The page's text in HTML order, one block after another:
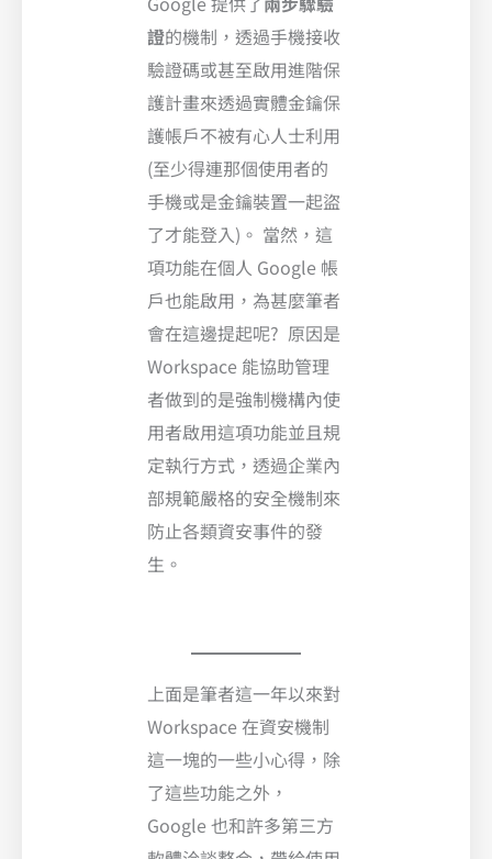
證的機制，透過手機接收
驗證碼或甚至啟用進階保
護計畫來透過實體金鑰保
護帳戶不被有心人士利用
(至少得連那個使用者的
手機或是金鑰裝置一起盜
了才能登入)。 當然，這
項功能在個人 Google 帳
戶也能啟用，為甚麼筆者
會在這邊提起呢? 原因是
Workspace 能協助管理
者做到的是強制機構內使
用者啟用這項功能並且規
定執行方式，透過企業內
部規範嚴格的安全機制來
防止各類資安事件的發
生。
上面是筆者這一年以來對
Workspace 在資安機制
這一塊的一些小心得，除
了這些功能之外，
Google 也和許多第三方